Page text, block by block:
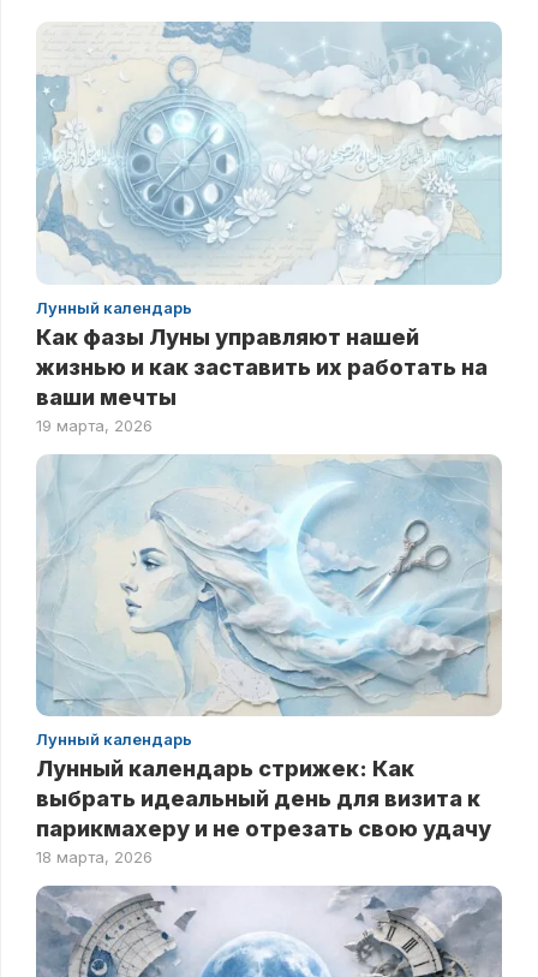
Лунный календарь
Как фазы Луны управляют нашей
жизнью и как заставить их работать на
ваши мечты
19 марта, 2026
Лунный календарь
Лунный календарь стрижек: Как
выбрать идеальный день для визита к
парикмахеру и не отрезать свою удачу
18 марта, 2026